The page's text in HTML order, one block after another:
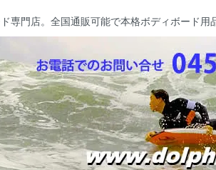
専門店。全国通販可能で本格ボディボード用